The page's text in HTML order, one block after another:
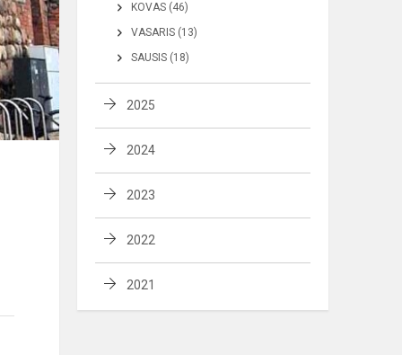
KOVAS (46)
VASARIS (13)
SAUSIS (18)
2025
2024
2023
2022
2021